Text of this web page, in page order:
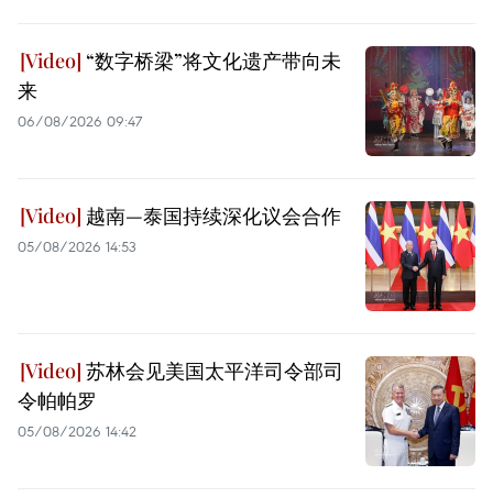
“数字桥梁”将文化遗产带向未
来
06/08/2026 09:47
越南—泰国持续深化议会合作
05/08/2026 14:53
苏林会见美国太平洋司令部司
令帕帕罗
05/08/2026 14:42